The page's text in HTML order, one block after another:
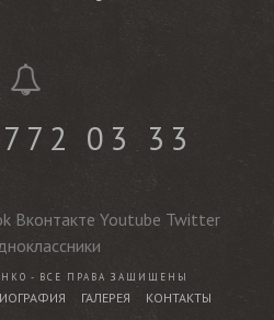
03 33
Вконтакте Youtube Twitter
- ВСЕ ПРАВА ЗАЩИЩЕНЫ
ГАЛЕРЕЯ КОНТАКТЫ